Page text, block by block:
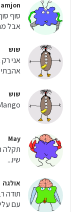
סוף
אבל
שוש
אני
שוש
May
תקלה
שיו...
אולגה
תודה
עם